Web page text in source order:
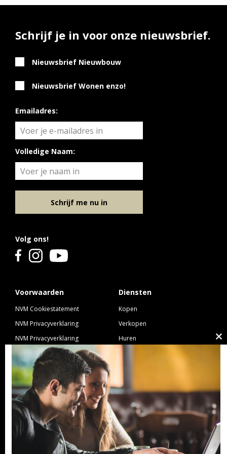
Vestiging Houten
Vestiging Vleuten-De Meern en Leidsche Rijn
Vestiging Vianen
Inloggen MOVE
Voorwaarden
NVM Cookiestatement
NVM Privacyverklaring
NVM Privacyverklaring
Nieuwbouw
NVM Voorwaarden Consument
NVM Voorwaarden
Professionele Opdrachtgevers
Diensten
Kopen
Verkopen
Huren
Hypotheek
Verzekeren
Links
Volg ons!
Schrijf je in voor onze nieuwsbrief.
Nieuwsbrief Nieuwbouw
Nieuwsbrief Wonen enzo!
Emailadres:
Volledige Naam:
Schrijf me nu in